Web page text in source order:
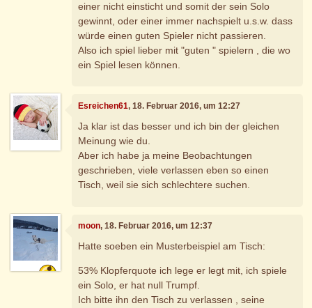
einer nicht einsticht und somit der sein Solo
gewinnt, oder einer immer nachspielt u.s.w. dass
würde einen guten Spieler nicht passieren.
Also ich spiel lieber mit "guten " spielern , die wo
ein Spiel lesen können.
Esreichen61, 18. Februar 2016, um 12:27
Ja klar ist das besser und ich bin der gleichen
Meinung wie du.
Aber ich habe ja meine Beobachtungen
geschrieben, viele verlassen eben so einen
Tisch, weil sie sich schlechtere suchen.
moon, 18. Februar 2016, um 12:37
Hatte soeben ein Musterbeispiel am Tisch:
53% Klopferquote ich lege er legt mit, ich spiele
ein Solo, er hat null Trumpf.
Ich bitte ihn den Tisch zu verlassen , seine